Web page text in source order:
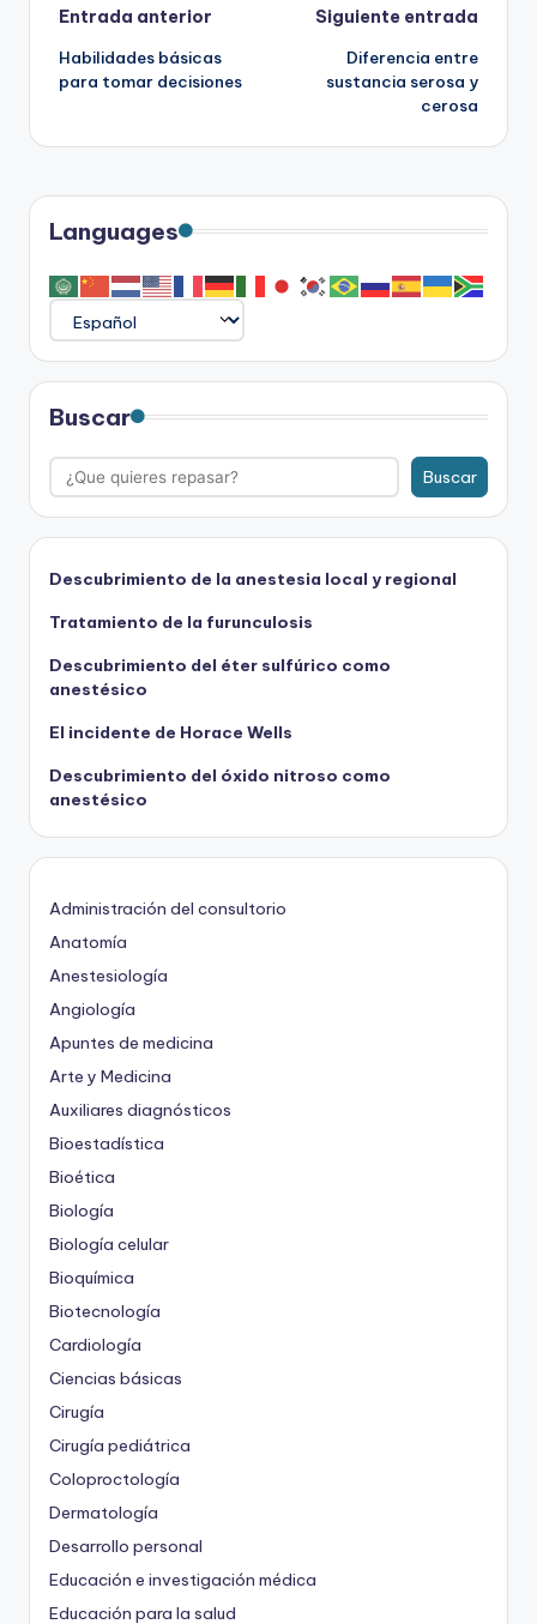
Navegación
de
Entrada anterior
Habilidades básicas
para tomar decisiones
Siguiente entrada
Diferencia entre
sustancia serosa y
cerosa
Languages
Buscar
Buscar
Descubrimiento de la anestesia local y regional
Tratamiento de la furunculosis
Descubrimiento del éter sulfúrico como
anestésico
El incidente de Horace Wells
Descubrimiento del óxido nitroso como
anestésico
Administración del consultorio
Anatomía
Anestesiología
Angiología
Apuntes de medicina
Arte y Medicina
Auxiliares diagnósticos
Bioestadística
Bioética
Biología
Biología celular
Bioquímica
Biotecnología
Cardiología
Ciencias básicas
Cirugía
Cirugía pediátrica
Coloproctología
Dermatología
Desarrollo personal
Educación e investigación médica
Educación para la salud